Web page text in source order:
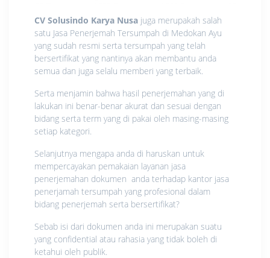
CV Solusindo Karya Nusa juga merupakah salah
satu Jasa Penerjemah Tersumpah di Medokan Ayu
yang sudah resmi serta tersumpah yang telah
bersertifikat yang nantinya akan membantu anda
semua dan juga selalu memberi yang terbaik.
Serta menjamin bahwa hasil penerjemahan yang di
lakukan ini benar-benar akurat dan sesuai dengan
bidang serta term yang di pakai oleh masing-masing
setiap kategori.
Selanjutnya mengapa anda di haruskan untuk
mempercayakan pemakaian layanan jasa
penerjemahan dokumen anda terhadap kantor jasa
penerjamah tersumpah yang profesional dalam
bidang penerjemah serta bersertifikat?
Sebab isi dari dokumen anda ini merupakan suatu
yang confidential atau rahasia yang tidak boleh di
ketahui oleh publik.